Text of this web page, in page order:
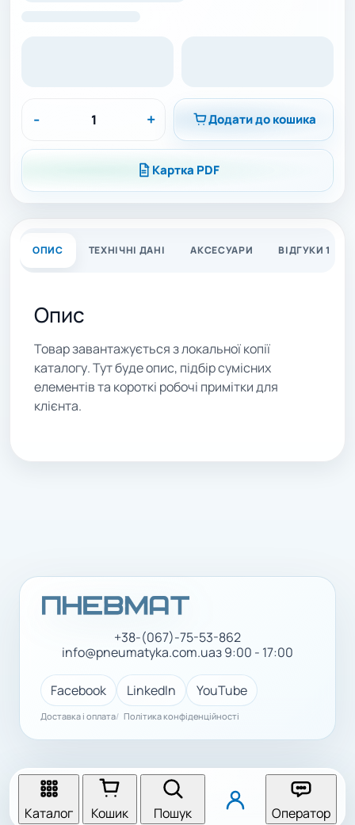
- + Додати до кошика
Картка PDF
ОПИС ТЕХНІЧНІ ДАНІ АКСЕСУАРИ ВІДГУКИ 1
Опис
Товар завантажується з локальної копії
каталогу. Тут буде опис, підбір сумісних
елементів та короткі робочі примітки для
клієнта.
+38-(067)-75-53-862
info@pneumatyka.com.uaз 9:00 - 17:00
Facebook LinkedIn YouTube
Доставка і оплата Політика конфіденційності
Каталог Кошик Пошук Оператор